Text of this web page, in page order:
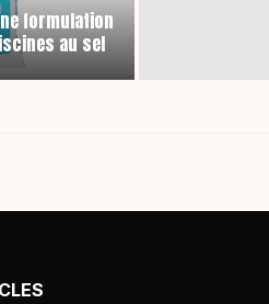
formulation
au sel